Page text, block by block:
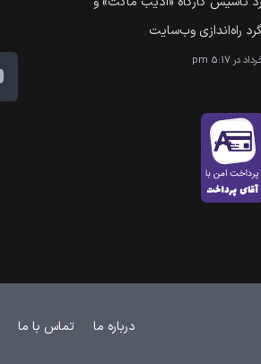
راه‌اندازی وب‌سایت
درباره ما تماس با ما